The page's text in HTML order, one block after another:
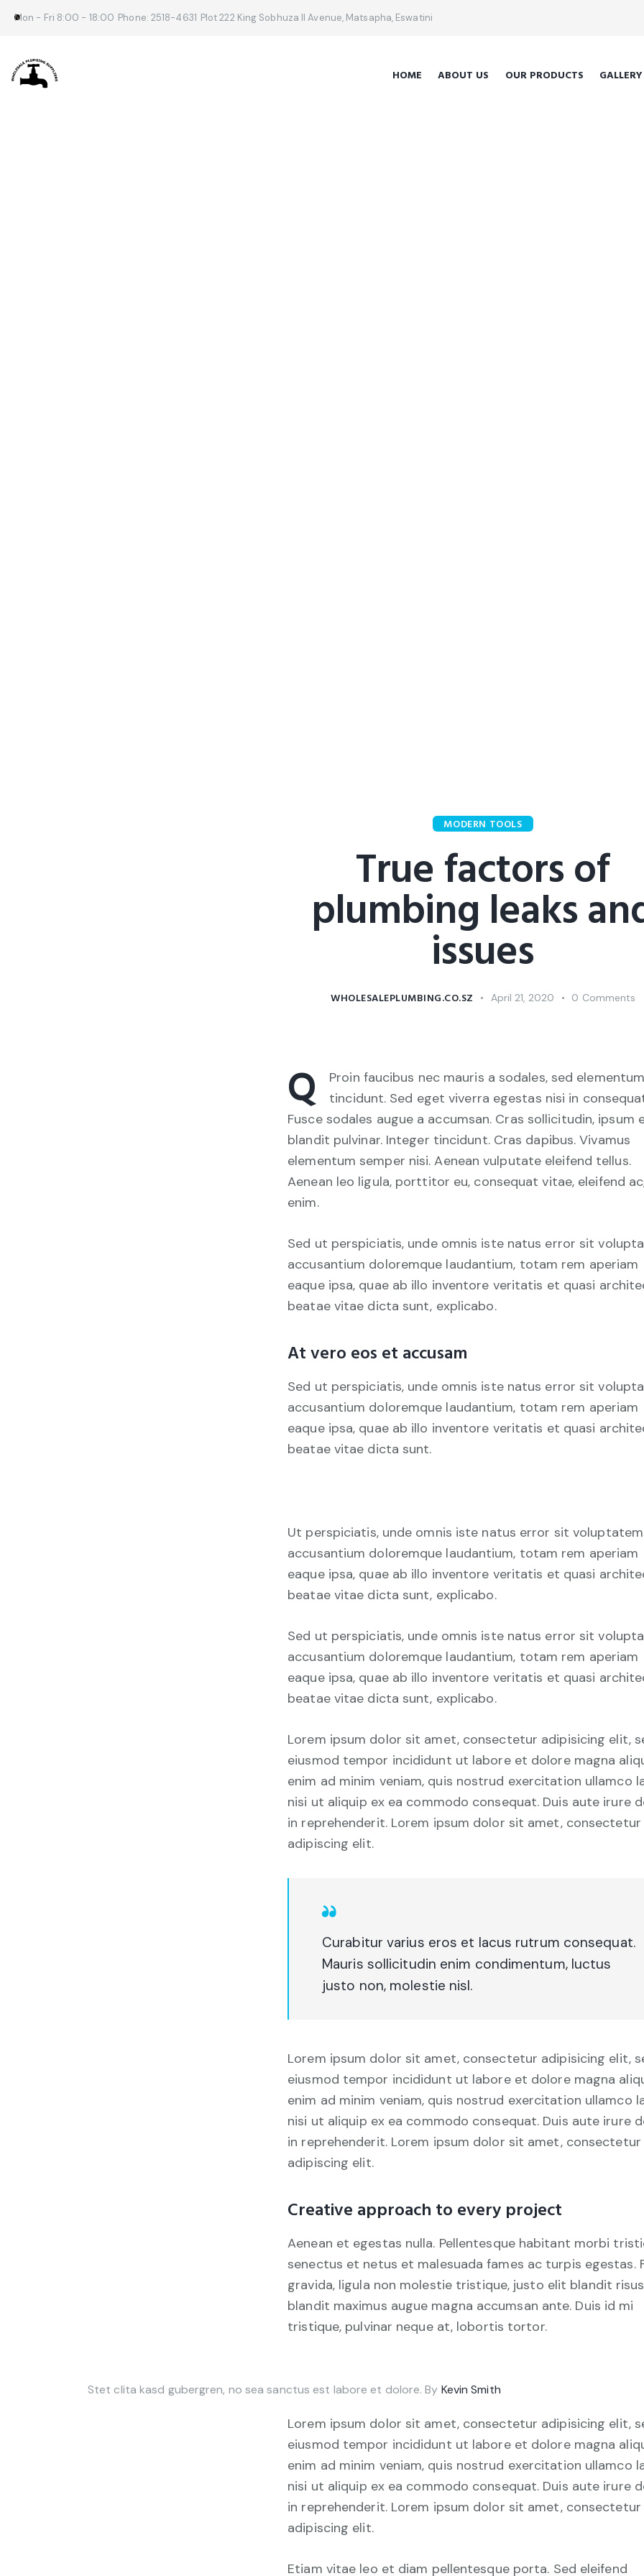
Mon - Fri 8:00 - 18:00 Phone: 2518-4631 Plot 222 King Sobhuza II Avenue, Matsapha, Eswatini
HOME ABOUT US OUR PRODUCTS GALLERY
MODERN TOOLS
True factors of
plumbing leaks
issues
WHOLESALEPLUMBING.CO.SZ April 21, 2020 0 Comments
Q
Proin faucibus nec mauris a sodales, sed
tincidunt. Sed eget viverra egestas nisi in
Fusce sodales augue a accumsan. Cras sollicitudin, ipsum
blandit pulvinar. Integer tincidunt. Cras dapibus. Vivamus
elementum semper nisi. Aenean vulputate eleifend tellus.
Aenean leo ligula, porttitor eu, consequat vitae, eleifend
enim.
Sed ut perspiciatis, unde omnis iste natus error sit
accusantium doloremque laudantium, totam rem aperiam
eaque ipsa, quae ab illo inventore veritatis et quasi
beatae vitae dicta sunt, explicabo.
At vero eos et accusam
Sed ut perspiciatis, unde omnis iste natus error sit
accusantium doloremque laudantium, totam rem aperiam
eaque ipsa, quae ab illo inventore veritatis et quasi
beatae vitae dicta sunt.
Ut perspiciatis, unde omnis iste natus error sit voluptatem
accusantium doloremque laudantium, totam rem aperiam
eaque ipsa, quae ab illo inventore veritatis et quasi
beatae vitae dicta sunt, explicabo.
Sed ut perspiciatis, unde omnis iste natus error sit
accusantium doloremque laudantium, totam rem aperiam
eaque ipsa, quae ab illo inventore veritatis et quasi
beatae vitae dicta sunt, explicabo.
Lorem ipsum dolor sit amet, consectetur adipisicing elit,
eiusmod tempor incididunt ut labore et dolore magna
enim ad minim veniam, quis nostrud exercitation ullamco
nisi ut aliquip ex ea commodo consequat. Duis aute irure
in reprehenderit. Lorem ipsum dolor sit amet, consectetur
adipiscing elit.
Curabitur varius eros et lacus rutrum consequat.
Mauris sollicitudin enim condimentum, luctus
justo non, molestie nisl.
Lorem ipsum dolor sit amet, consectetur adipisicing elit,
eiusmod tempor incididunt ut labore et dolore magna
enim ad minim veniam, quis nostrud exercitation ullamco
nisi ut aliquip ex ea commodo consequat. Duis aute irure
in reprehenderit. Lorem ipsum dolor sit amet, consectetur
adipiscing elit.
Creative approach to every project
Aenean et egestas nulla. Pellentesque habitant morbi
senectus et netus et malesuada fames ac turpis egestas.
gravida, ligula non molestie tristique, justo elit blandit
blandit maximus augue magna accumsan ante. Duis id mi
tristique, pulvinar neque at, lobortis tortor.
Stet clita kasd gubergren, no sea sanctus est labore et dolore. By Kevin Smith
Lorem ipsum dolor sit amet, consectetur adipisicing elit,
eiusmod tempor incididunt ut labore et dolore magna
enim ad minim veniam, quis nostrud exercitation ullamco
nisi ut aliquip ex ea commodo consequat. Duis aute irure
in reprehenderit. Lorem ipsum dolor sit amet, consectetur
adipiscing elit.
Etiam vitae leo et diam pellentesque porta. Sed eleifend